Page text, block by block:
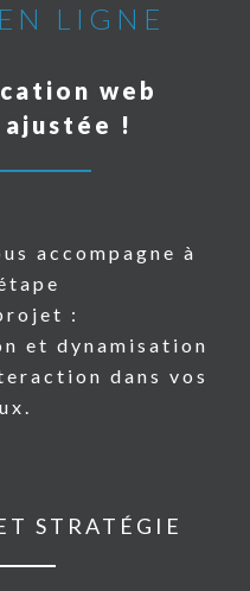
LIGNE
web
!
accompagne à
:
et dynamisation
dans vos
STRATÉGIE